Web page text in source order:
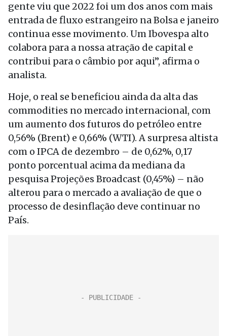
gente viu que 2022 foi um dos anos com mais
entrada de fluxo estrangeiro na Bolsa e janeiro
continua esse movimento. Um Ibovespa alto
colabora para a nossa atração de capital e
contribui para o câmbio por aqui”, afirma o
analista.
Hoje, o real se beneficiou ainda da alta das
commodities no mercado internacional, com
um aumento dos futuros do petróleo entre
0,56% (Brent) e 0,66% (WTI). A surpresa altista
com o IPCA de dezembro – de 0,62%, 0,17
ponto porcentual acima da mediana da
pesquisa Projeções Broadcast (0,45%) – não
alterou para o mercado a avaliação de que o
processo de desinflação deve continuar no
País.